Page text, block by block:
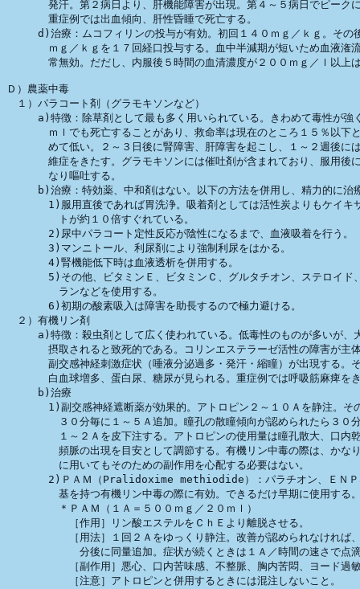
発汗。第２病日より、肝機能障害が出現。第４～５病日でピーク
重症例では出血傾向、肝性昏睡で死亡する。
d)治療：ムコフィリンの投与が有効。初回１４０ｍｇ／ｋｇ。その
ｍｇ／ｋｇを１７回経口投与する。血中半減期が短いため血液潅
常無効。だだし、内服後５時間の血清濃度が２００ｍｇ／ｌ以上
Ｄ）農薬中毒
１）パラコート剤（グラモキソンなど）
a)特徴：除草剤として最も多く用いられている。きわめて毒性が強
ｍｌでも死亡することがあり、救命率は現在のところ１５％以下
めて低い。２～３日後に腎障害、肝障害を起こし、１～２週後に
維症をきたす。グラモキソンには催吐剤が含まれており、服用後
なり嘔吐する。
b)治療：特効薬、中和剤はない。以下の方法を併用し、精力的に治
1)服用直後であれば胃洗浄。吸着剤としては活性炭よりもケイキ
トが約１０倍すぐれている。
2)尿中パラコート定性反応が陰性になるまで、血液吸着を行う。
3)マンニトール、利尿剤により強制利尿をはかる。
4)腎機能低下時は血液透析を併用する。
5)その他、ビタミンＥ、ビタミンＣ、グルタチオン、ステロイド
ランなどを使用する。
6)初期の酸素吸入は障害を助長するので極力避ける。
２）有機リン剤
a)特徴：殺虫剤として広く使われている。低毒性のものが多いが、
摂取されると致死的である。コリンエステラーゼ活性の障害が主
副交感神経刺激症状（唾液分泌過多・発汗・縮瞳）が出現する。
白血球増多、蛋白尿、糖尿が見られる。重症例では呼吸筋麻痺を
b)治療
1)副交感神経遮断薬が効果的。アトロピン２～１０Ａを静注。そ
３０分毎に１～５Ａ追加。瞳孔の散瞳傾向が認められたら３０
１～２Ａを皮下注する。アトロピンの使用量は瞳孔散大、口内
頻脈の出現を目安として調節する。有機リン中毒の際は、かな
に用いてもそのための副作用を心配する必要はない。
2)ＰＡＭ（Pralidoxime methiodide）：パラチオン、ＥＮＰ
基を持つ有機リン中毒の際に有効。できるだけ早期に使用する
＊ＰＡＭ（１Ａ＝５００ｍｇ／２０ｍｌ）
［作用］リン酸エステルをＣｈＥより離脱させる。
［用法］１回２Ａをゆっくり静注。改善が認められなければ
分後に同量追加。症状が続くときは１Ａ／時間の速さで点滴
［副作用］悪心、口内苦味感、不整脈、胸内苦悶、ヨード過
［注意］アトロピンと併用するときには混注しないこと。